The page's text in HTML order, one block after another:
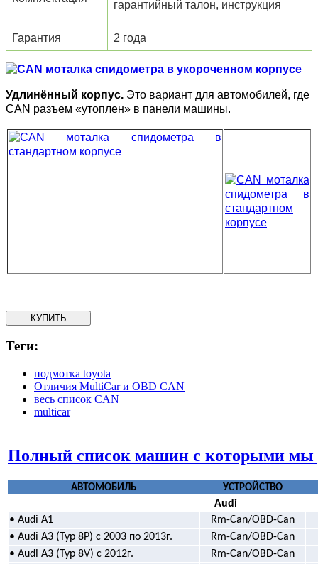
гарантийный талон, инструкция
Гарантия 2 года
Удлинённый корпус. Это вариант для автомобилей, где
CAN разъем «утоплен» в панели машины.
Теги:
подмотка toyota
Отличия MultiCar и OBD CAN
весь список CAN
multicar
Полный список машин с которыми мы
АВТОМОБИЛЬ УСТРОЙСТВО
Audi
• Audi A1
Rm-Can/OBD-Can
• Audi A3 (Typ 8P) с 2003 по 2013г.
Rm-Can/OBD-Can
• Audi A3 (Typ 8V) с 2012г.
Rm-Can/OBD-Can